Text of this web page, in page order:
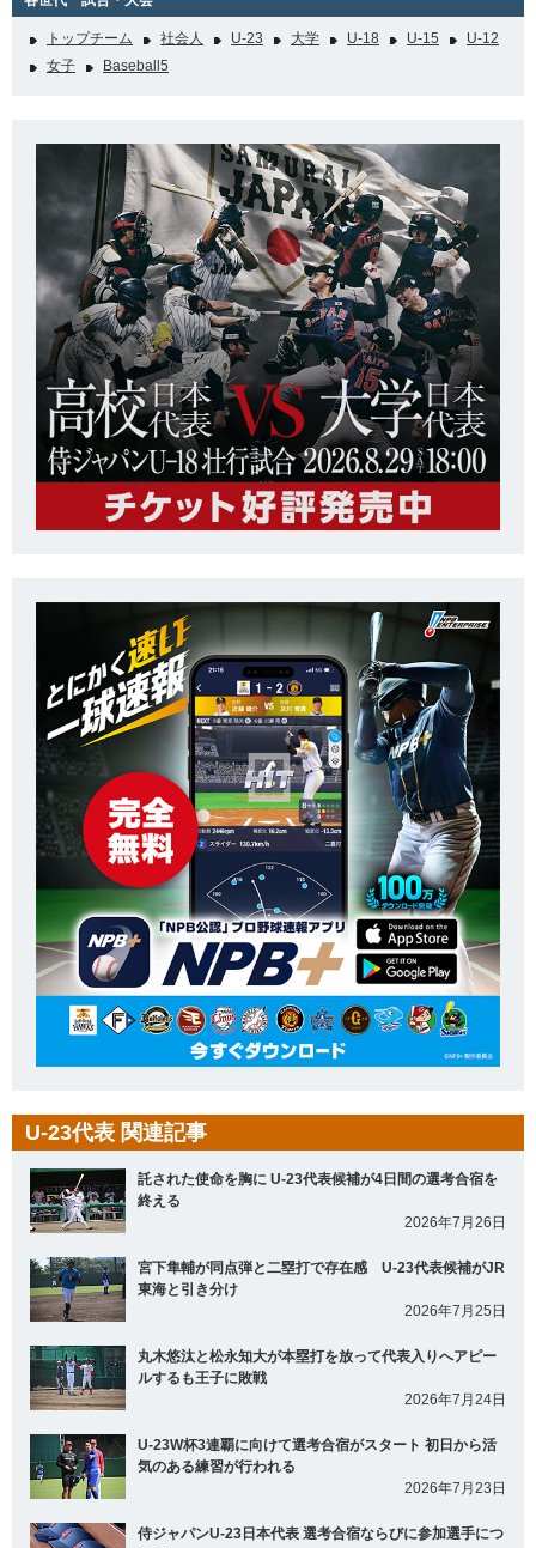
トップチーム 社会人 U-23 大学 U-18 U-15
U-12
女子
Baseball5
U-23代表 関連記事
託された使命を胸に U-23代表候補が4日間の選考合宿を
終える
2026年7月26日
宮下隼輔が同点弾と二塁打で存在感 U-23代表候補がJR
東海と引き分け
2026年7月25日
丸木悠汰と松永知大が本塁打を放って代表入りへアピー
ルするも王子に敗戦
2026年7月24日
U-23W杯3連覇に向けて選考合宿がスタート 初日から活
気のある練習が行われる
2026年7月23日
侍ジャパンU-23日本代表 選考合宿ならびに参加選手につ